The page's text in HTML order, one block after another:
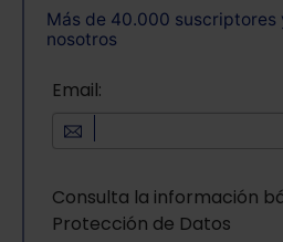
Más de 40.000 suscriptores
nosotros
Email:
Consulta la información
Protección de Datos